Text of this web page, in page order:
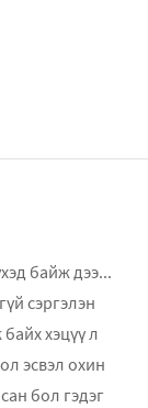
байж дээ...
сэргэлэн
хэцүү л
эсвэл охин
бол гэдэг